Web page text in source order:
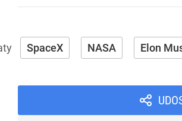
SpaceX NASA Elon